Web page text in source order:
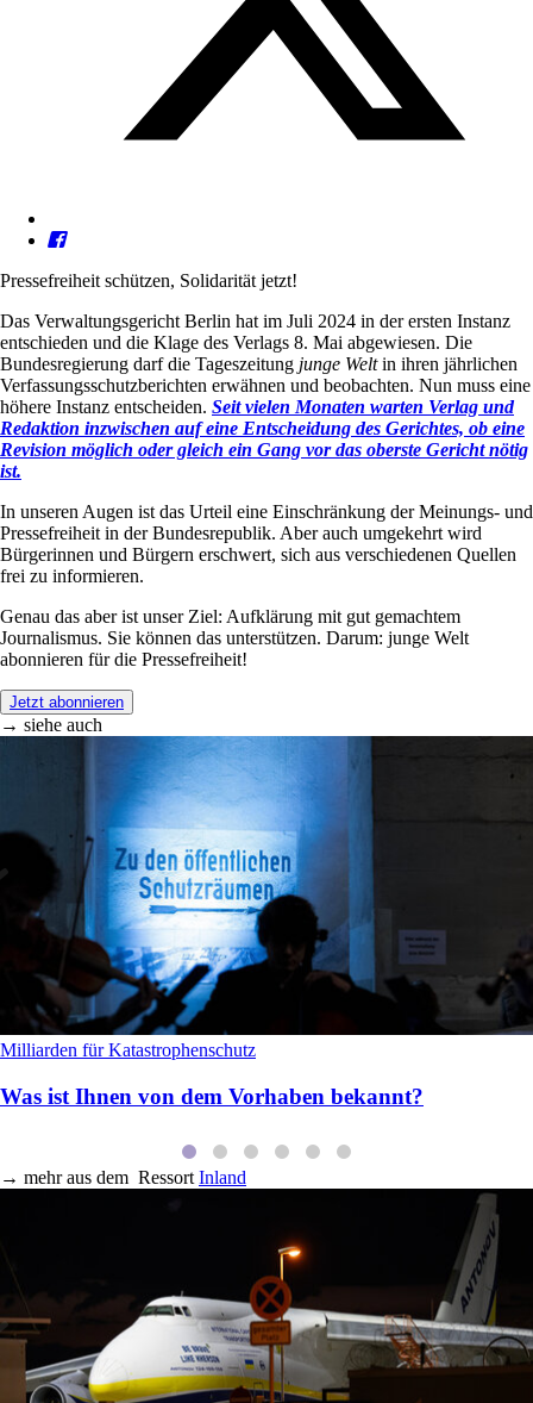
Pressefreiheit schützen, Solidarität jetzt!
Das Verwaltungsgericht Berlin hat im Juli 2024 in der ersten Instanz
entschieden und die Klage des Verlags 8. Mai abgewiesen. Die
Bundesregierung darf die Tageszeitung junge Weltin ihren jährlichen
Verfassungsschutzberichten erwähnen und beobachten. Nun muss eine
höhere Instanz entscheiden. Seit vielen Monaten warten Verlag und
Redaktion inzwischen auf eine Entscheidung des Gerichtes, ob eine
Revision möglich oder gleich ein Gang vor das oberste Gericht nötig
ist.
In unseren Augen ist das Urteil eine Einschränkung der Meinungs- und
Pressefreiheit in der Bundesrepublik. Aber auch umgekehrt wird
Bürgerinnen und Bürgern erschwert, sich aus verschiedenen Quellen
frei zu informieren.
Genau das aber ist unser Ziel: Aufklärung mit gut gemachtem
Journalismus. Sie können das unterstützen. Darum: junge Welt
abonnieren für die Pressefreiheit!
Jetzt abonnieren
→ siehe auch
Milliarden für Katastrophenschutz
Was ist Ihnen von dem Vorhaben bekannt?
→ mehr aus dem Ressort Inland